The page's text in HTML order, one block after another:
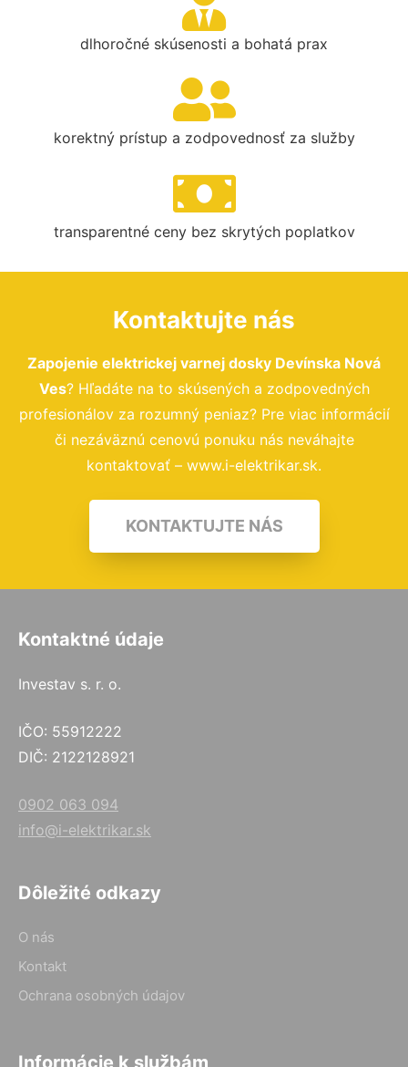
dlhoročné skúsenosti a bohatá prax
korektný prístup a zodpovednosť za služby
transparentné ceny bez skrytých poplatkov
Kontaktujte nás
Zapojenie elektrickej varnej dosky Devínska Nová
Ves? Hľadáte na to skúsených a zodpovedných
profesionálov za rozumný peniaz? Pre viac informácií
či nezáväznú cenovú ponuku nás neváhajte
kontaktovať – www.i-elektrikar.sk.
KONTAKTUJTE NÁS
Kontaktné údaje
Investav s. r. o.
IČO: 55912222
DIČ: 2122128921
0902 063 094
info@i-elektrikar.sk
Dôležité odkazy
O nás
Kontakt
Ochrana osobných údajov
Informácie k službám